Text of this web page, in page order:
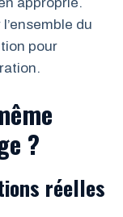
du
pour
?
réelles